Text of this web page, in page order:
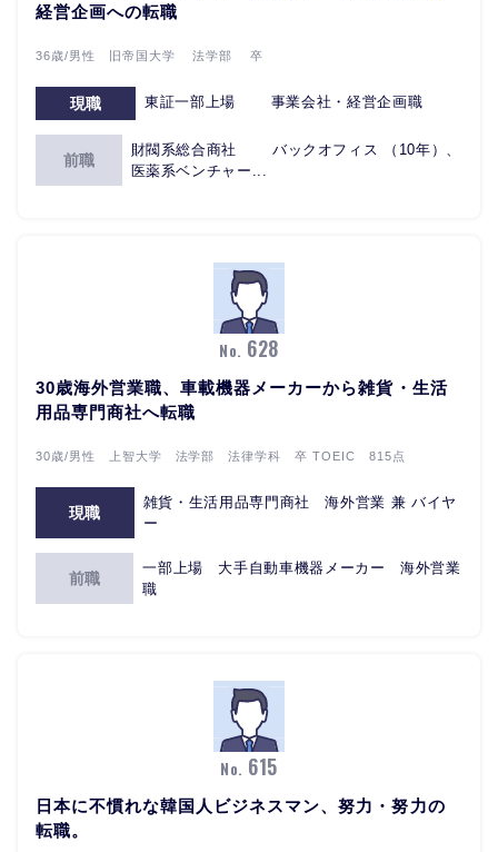
経営企画への転職
36歳/男性 旧帝国大学 法学部 卒
現職 東証一部上場 事業会社・経営企画職
前職
財閥系総合商社 バックオフィス （10年）、
医薬系ベンチャー...
No. 628
30歳海外営業職、車載機器メーカーから雑貨・生活
用品専門商社へ転職
30歳/男性 上智大学 法学部 法律学科 卒 TOEIC 815点
現職
雑貨・生活用品専門商社 海外営業 兼 バイヤ
ー
前職
一部上場 大手自動車機器メーカー 海外営業
職
No. 615
日本に不慣れな韓国人ビジネスマン、努力・努力の
転職。